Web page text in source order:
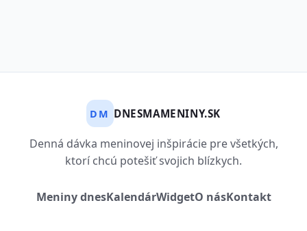
DM DNESMAMENINY.SK
Denná dávka meninovej inšpirácie pre všetkých,
ktorí chcú potešiť svojich blízkych.
Meniny dnesKalendárWidgetO násKontakt